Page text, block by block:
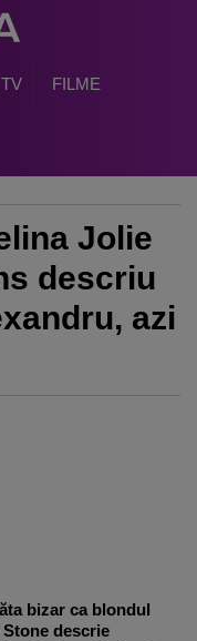
FILME
Jolie
descriu
azi
bizar ca blondul
descrie